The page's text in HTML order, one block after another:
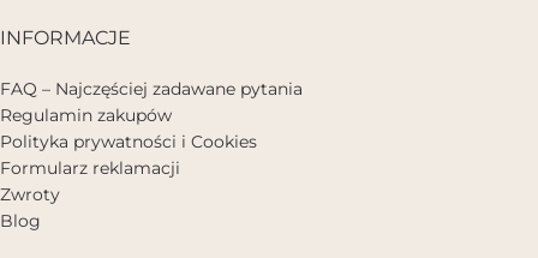
INFORMACJE
FAQ – Najczęściej zadawane pytania
Regulamin zakupów
Polityka prywatności i Cookies
Formularz reklamacji
Zwroty
Blog